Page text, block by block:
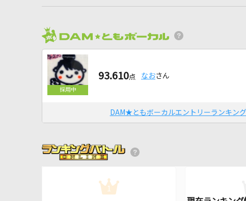
93.610点 なおさん
DAM★ともボーカルエントリーランキング
1